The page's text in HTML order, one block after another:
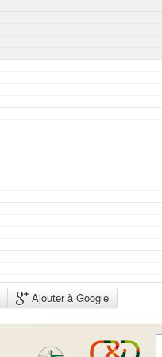
Ajouter à Google